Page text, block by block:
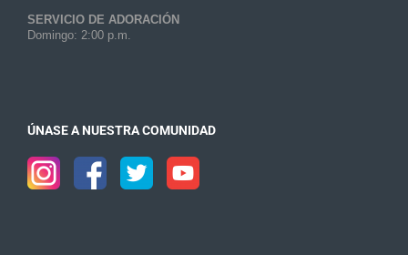
SERVICIO DE ADORACIÓN
Domingo: 2:00 p.m.
ÚNASE A NUESTRA COMUNIDAD